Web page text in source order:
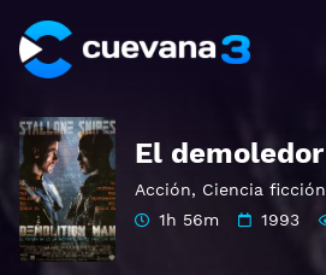
El demoledor
Acción, Ciencia ficción
1h 56m
1993